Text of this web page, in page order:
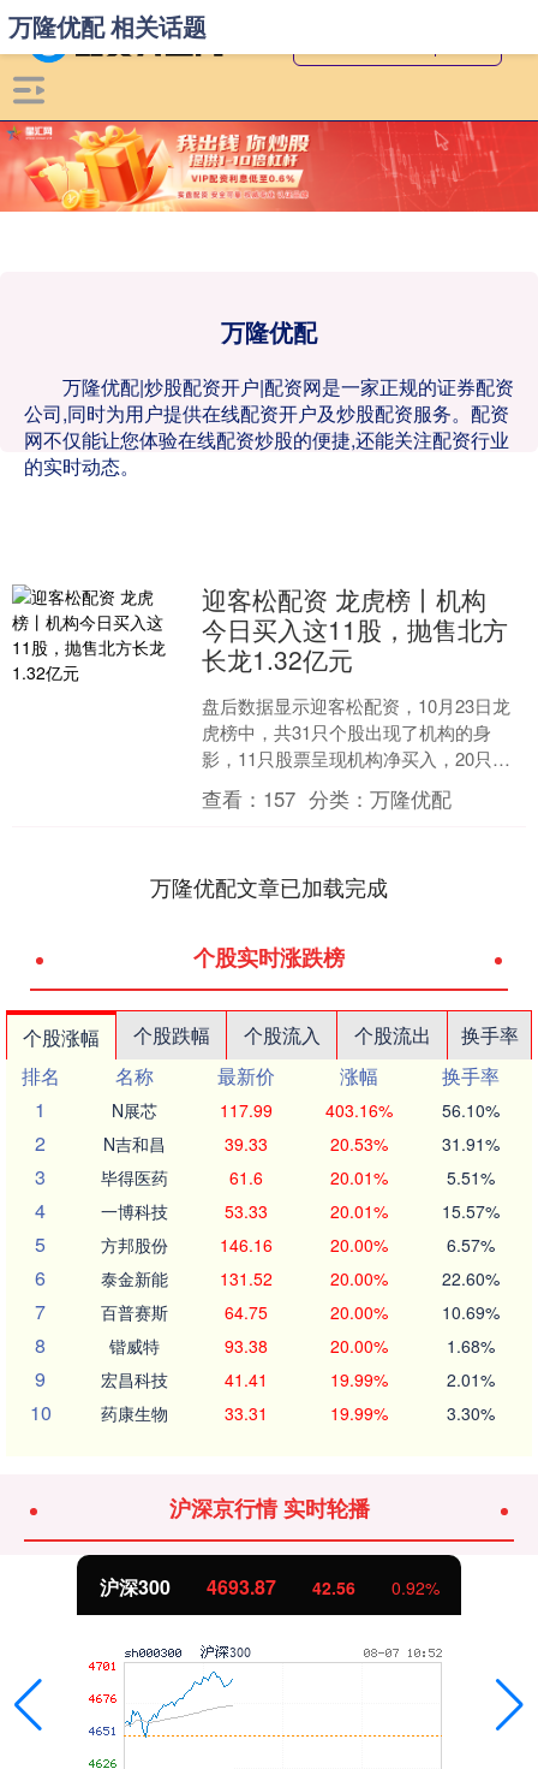
万隆优配
万隆优配|炒股配资开户|配资网是一家正规的证券配资
公司,同时为用户提供在线配资开户及炒股配资服务。配资
网不仅能让您体验在线配资炒股的便捷,还能关注配资行业
的实时动态。
万隆优配 相关话题
迎客松配资 龙虎榜丨机构
今日买入这11股，抛售北方
长龙1.32亿元
盘后数据显示迎客松配资，10月23日龙
虎榜中，共31只个股出现了机构的身
影，11只股票呈现机构净买入，20只股
票呈现机构净卖出。 当天机构净买入前
三的股票分别是....
查看： 157 分类：万隆优配
万隆优配文章已加载完成
个股实时涨跌榜
个股涨幅 个股跌幅 个股流入 个股流出
换手率
排名
名称 最新价 涨幅
换手率
1
N展芯 117.99 403.16% 56.10%
2 N吉和昌 39.33 20.53% 31.91%
3 毕得医药 61.6 20.01% 5.51%
4 一博科技 53.33 20.01% 15.57%
5 方邦股份 146.16 20.00% 6.57%
6 泰金新能 131.52 20.00% 22.60%
7 百普赛斯 64.75 20.00% 10.69%
8 锴威特 93.38 20.00% 1.68%
9 宏昌科技 41.41 19.99% 2.01%
10 药康生物 33.31 19.99% 3.30%
沪深京行情 实时轮播
沪深300 4693.87 42.56 0.92%